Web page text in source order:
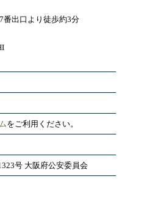
番出口より徒歩約3分
をご利用ください。
号 大阪府公安委員会